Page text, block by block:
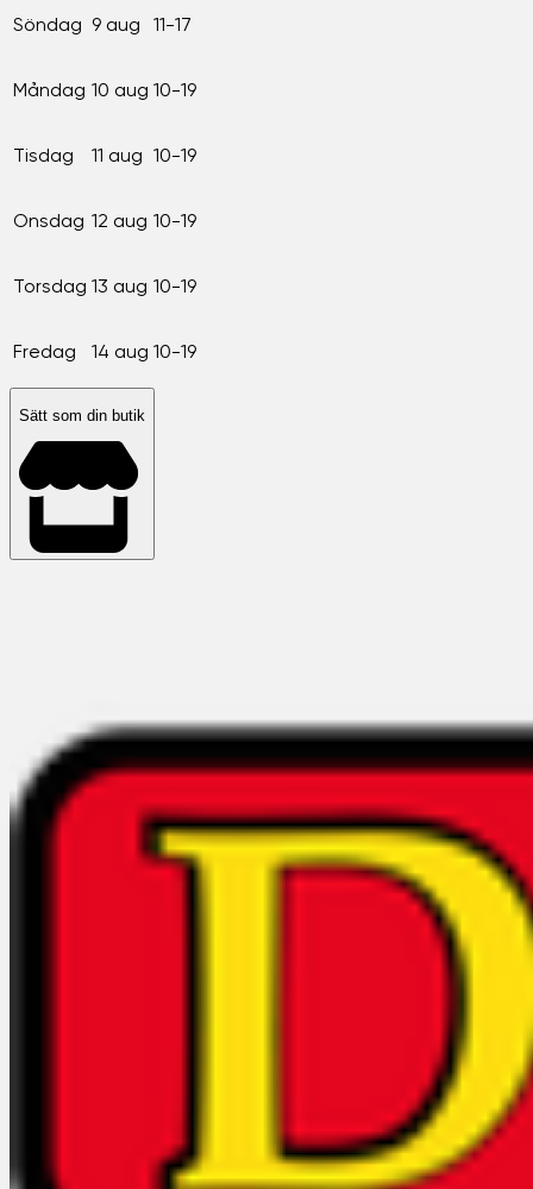
Söndag 9 aug 11-17
Måndag 10 aug 10-19
Tisdag 11 aug 10-19
Onsdag 12 aug 10-19
Torsdag 13 aug 10-19
Fredag 14 aug 10-19
Sätt som din butik